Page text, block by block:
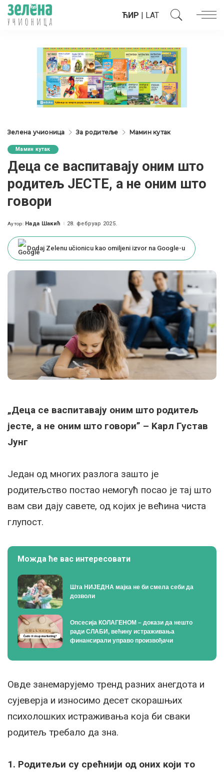
ЋИР | LAT
Зелена учионица За родитеље Мамин кутак
Мамин кутак
Деца се васпитавају оним што
родитељ ЈЕСТЕ, а не оним што
говори
Posted
Аутор: Нада Шакић 28. фебруар 2025.
Dodaj Zelenu učionicu kao omiljeni izvor na Google-u
„Деца се васпитавају оним што родитељ
јесте, а не оним што говори” – Kарл Густав
Јунг
Један од многих разлога зашто је
родитељство постао немогућ посао је тај што
вам сви дају савете, од којих је већина чиста
глупост.
Можда ће вас интересовати
Шта НИЈЕДНА мајка не би смела себи да
дозволи
Опсесија КОЛАГЕНОМ – докази да нешто
ради СЛАБИ, већину истраживања
финансирали управо произвођачи
Овде занемарујемо тренд разних анегдота и
сујеверја и износимо десет скорашњих
психолошких истраживања која би сваки
родитељ требало да зна.
1. Родитељи су срећнији од оних који то